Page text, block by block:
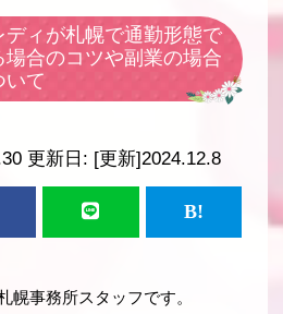
ディが札幌で通勤形態で
場合のコツや副業の場合
いて
更新日: [更新]2024.12.8
幌事務所スタッフです。